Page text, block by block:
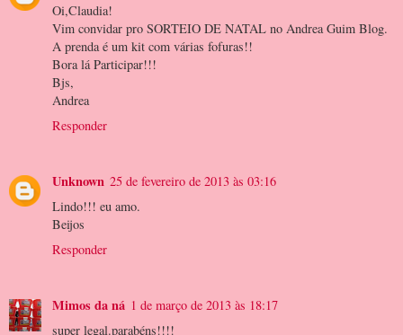
Oi,Claudia!
Vim convidar pro SORTEIO DE NATAL no Andrea Guim Blog.
A prenda é um kit com várias fofuras!!
Bora lá Participar!!!
Bjs,
Andrea
Responder
Unknown 25 de fevereiro de 2013 às 03:16
Lindo!!! eu amo.
Beijos
Responder
Mimos da ná 1 de março de 2013 às 18:17
super legal.parabéns!!!!